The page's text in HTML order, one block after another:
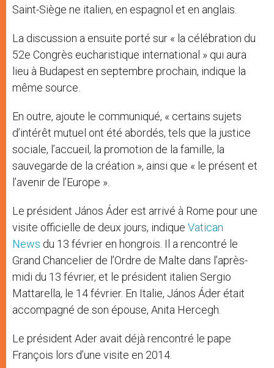
Saint-Siège ne italien, en espagnol et en anglais.
La discussion a ensuite porté sur « la célébration du
52e Congrès eucharistique international » qui aura
lieu à Budapest en septembre prochain, indique la
même source.
En outre, ajoute le communiqué, « certains sujets
d’intérêt mutuel ont été abordés, tels que la justice
sociale, l’accueil, la promotion de la famille, la
sauvegarde de la création », ainsi que « le présent et
l’avenir de l’Europe ».
Le président János Áder est arrivé à Rome pour une
visite officielle de deux jours, indique Vatican
News du 13 février en hongrois. Il a rencontré le
Grand Chancelier de l’Ordre de Malte dans l’après-
midi du 13 février, et le président italien Sergio
Mattarella, le 14 février. En Italie, János Áder était
accompagné de son épouse, Anita Hercegh.
Le président Ader avait déjà rencontré le pape
François lors d’une visite en 2014.